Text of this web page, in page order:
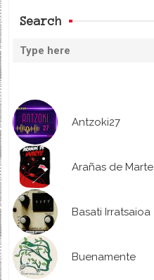
Search
Antzoki27
Arañas de Marte
Basati Irratsaioa
Buenamente